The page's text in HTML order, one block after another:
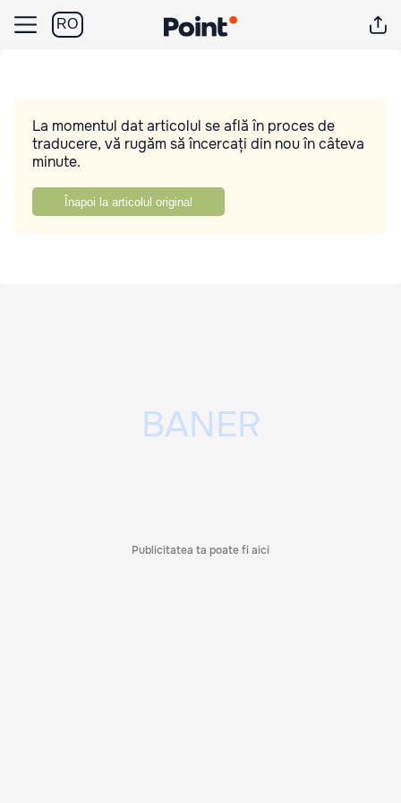
RO
La momentul dat articolul se află în proces de
traducere, vă rugăm să încercați din nou în câteva
minute.
Înapoi la articolul original
Publicitatea ta poate fi aici